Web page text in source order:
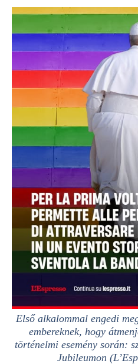
Első alkalommal engedi
embereknek, hogy
történelmi esemény során:
Jubileumon